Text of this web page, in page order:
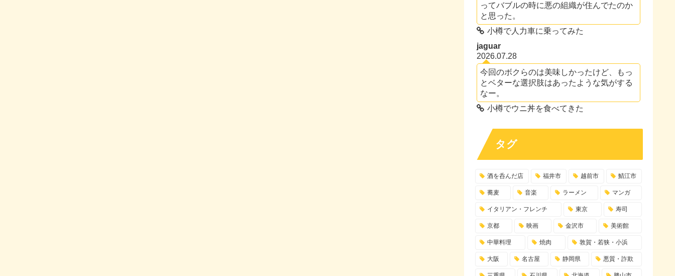
ってバブルの時に悪の組織が住んでたのか
と思った。
小樽で人力車に乗ってみた
jaguar
2026.07.28
今回のボクらのは美味しかったけど、もっ
とベターな選択肢はあったような気がする
なー。
小樽でウニ丼を食べてきた
タグ
酒を呑んだ店 福井市 越前市 鯖江市
蕎麦 音楽 ラーメン マンガ
イタリアン・フレンチ 東京 寿司
京都 映画 金沢市 美術館
中華料理 焼肉 敦賀・若狭・小浜
大阪 名古屋 静岡県 悪質・詐欺